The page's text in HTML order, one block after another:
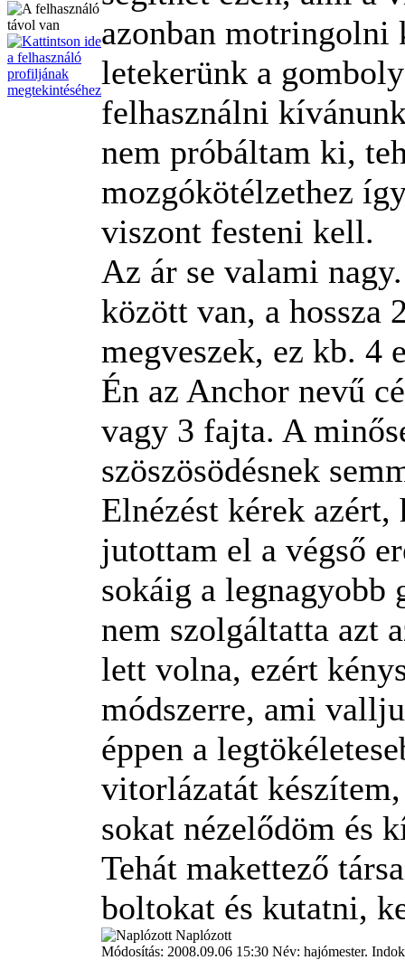
azonban
letekerünk a
felhasználni
nem próbáltam ki,
mozgókötélzethez
viszont festeni kell.
Az ár se valami
között van, a hossza
megveszek, ez kb. 4
Én az Anchor nevű
vagy 3 fajta. A
szöszösödésnek
Elnézést kérek
jutottam el a végső
sokáig a legnagyobb
nem szolgáltatta azt
lett volna, ezért
módszerre, ami
éppen a
vitorlázatát
sokat nézelődöm és
Tehát makettező
boltokat és kutatni,
Naplózott
Módosítás: 2008.09.06 15:30 Név: hajómester.